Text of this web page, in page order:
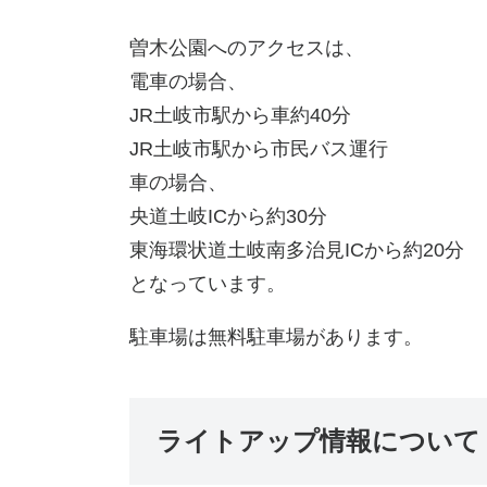
曽木公園へのアクセスは、
電車の場合、
JR土岐市駅から車約40分
JR土岐市駅から市民バス運行
車の場合、
央道土岐ICから約30分
東海環状道土岐南多治見ICから約20分
となっています。
駐車場は無料駐車場があります。
ライトアップ情報について